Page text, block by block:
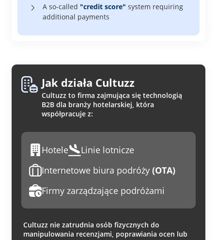
A so-called "credit score" system requiring
additional payments
Jak działa Cultuzz
Cultuzz to firma zajmująca się technologią
B2B dla branży hotelarskiej, która
współpracuje z:
Hotele
Linie lotnicze
Internetowe biura podróży (OTA)
Firmy zarządzające podróżami
Cultuzz nie zatrudnia osób fizycznych do
manipulowania recenzjami, poprawiania ocen lub